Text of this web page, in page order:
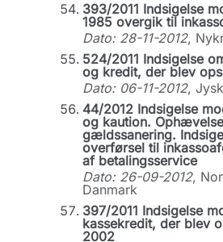
393/2011 Indsigelse
1985 overgik til
Dato: 28-11-2012,
524/2011 Indsigelse
og kredit, der blev
Dato: 06-11-2012,
44/2012 Indsigelse
og kaution.
gældssanering.
overførsel til
af betalingsservice
Dato: 26-09-2012,
Danmark
397/2011 Indsigelse
kassekredit, der blev
2002